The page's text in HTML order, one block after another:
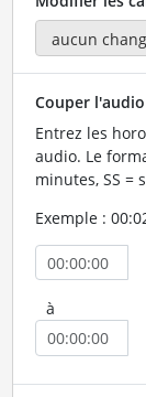
Couper
Entrez les
audio. Le
minutes, SS =
Exemple :
à